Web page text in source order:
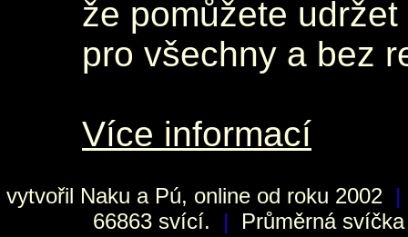
že pomůžete
pro všechny a bez
Více informací
vytvořil Naku a Pú, online od roku 2002 |
66863 svící.
| Průměrná